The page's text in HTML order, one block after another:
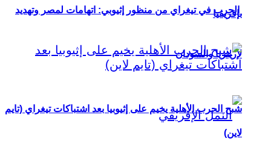
الحرب في تيغراي من منظور إثيوبي: اتهامات لمصر وتهديد
لإريتريا والسودان
بإفريقيا
شبح الحرب الأهلية يخيم على إثيوبيا بعد اشتباكات تيغراي (تايم
لاين)